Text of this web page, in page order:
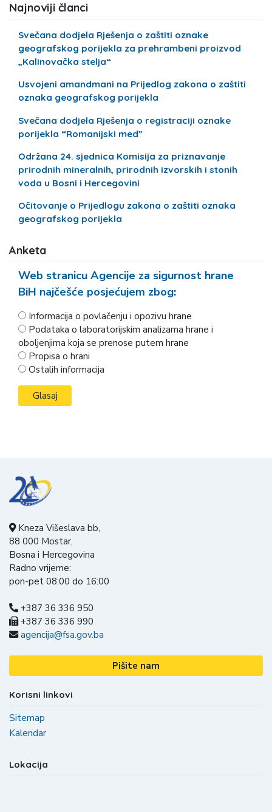
Najnoviji članci
Svečana dodjela Rješenja o zaštiti oznake
geografskog porijekla za prehrambeni proizvod
„Kalinovačka stelja“
Usvojeni amandmani na Prijedlog zakona o zaštiti
oznaka geografskog porijekla
Svečana dodjela Rješenja o registraciji oznake
porijekla “Romanijski med”
Održana 24. sjednica Komisija za priznavanje
prirodnih mineralnih, prirodnih izvorskih i stonih
voda u Bosni i Hercegovini
Očitovanje o Prijedlogu zakona o zaštiti oznaka
geografskog porijekla
Anketa
Web stranicu Agencije za sigurnost hrane
BiH najčešće posjećujem zbog:
Informacija o povlačenju i opozivu hrane
Podataka o laboratorijskim analizama hrane i
oboljenjima koja se prenose putem hrane
Propisa o hrani
Ostalih informacija
Kneza Višeslava bb,
88 000 Mostar,
Bosna i Hercegovina
Radno vrijeme:
pon-pet 08:00 do 16:00
+387 36 336 950
+387 36 336 990
agencija@fsa.gov.ba
Pišite nam
Korisni linkovi
Sitemap
Kalendar
Lokacija